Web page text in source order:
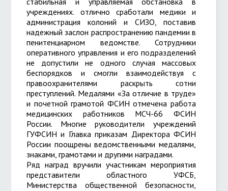
учреждениях. отлично сработали медики и
администрация колоний и СИЗО, поставив
надежный заслон распространению пандемии в
пенитенциарном ведомстве. Сотрудники
оперативного управления и его подразделений
не допустили не одного случая массовых
беспорядков и смогли взаимодействуя с
правоохранителями раскрыть сотни
преступлений. Медалями «За отличие в труде»
и почетной грамотой ФСИН отмечена работа
медицинских работников МСЧ-66 ФСИН
России. Многие руководители учреждений
ГУФСИН и Главка приказам Директора ФСИН
России поощрены ведомственными медалями,
знаками, грамотами и другими наградами.
Ряд наград вручили участникам мероприятия
представители областного УФСБ,
Министерства общественной безопасности,